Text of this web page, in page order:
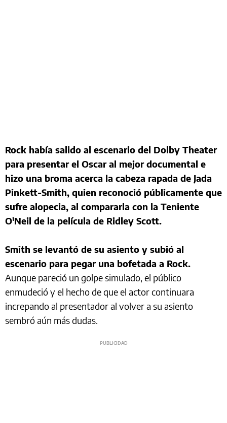
Rock había salido al escenario del Dolby Theater
para presentar el Oscar al mejor documental e
hizo una broma acerca la cabeza rapada de Jada
Pinkett-Smith, quien reconoció públicamente que
sufre alopecia, al compararla con la Teniente
O'Neil de la película de Ridley Scott.
Smith se levantó de su asiento y subió al
escenario para pegar una bofetada a Rock.
Aunque pareció un golpe simulado, el público
enmudeció y el hecho de que el actor continuara
increpando al presentador al volver a su asiento
sembró aún más dudas.